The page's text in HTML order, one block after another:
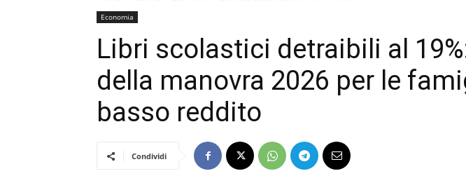
Economia
Libri scolastici detraibili al
della manovra 2026 per le
basso reddito
Condividi